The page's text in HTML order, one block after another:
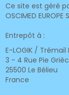
Ce site est géré
OSCIMED EUROPE
Entrepôt à :
E-LOGIK / Trémail
3 - 4 Rue Pie
25500 Le Bélieu
France